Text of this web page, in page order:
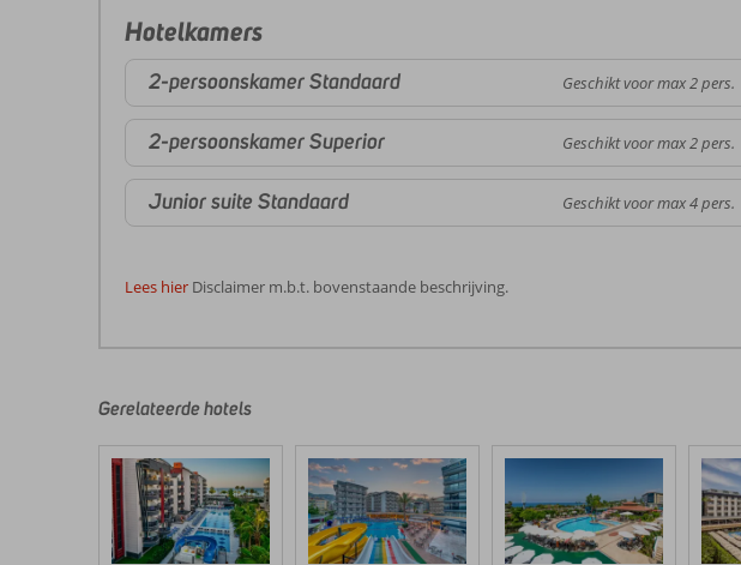
Hotelkamers
2-persoonskamer Standaard Geschikt voor max 2 pers.
2-persoonskamer Superior Geschikt voor max 2 pers.
Junior suite Standaard Geschikt voor max 4 pers.
Lees hier Disclaimer m.b.t. bovenstaande beschrijving.
door
klanten
geschreven
na
hun
verblijf
Gerelateerde hotels